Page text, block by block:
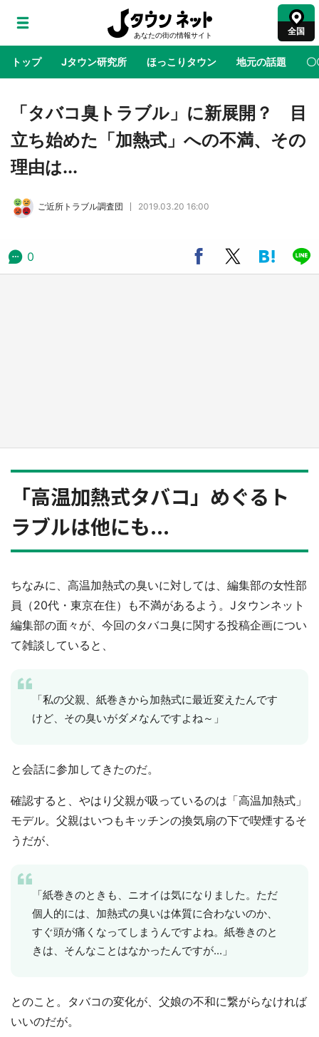
全国
トップ Jタウン研究所 ほっこりタウン 地元の話題 〇
地域×二次元 絶景 あの時はありがとう 物語がはじ
限定グッズも【8／1～31】
「タバコ臭トラブル」に新展開？ 目
立ち始めた「加熱式」への不満、その
理由は...
ご近所トラブル調査団 2019.03.20 16:00
0
「高温加熱式タバコ」めぐるト
ラブルは他にも...
ちなみに、高温加熱式の臭いに対しては、編集部の女性部
員（20代・東京在住）も不満があるよう。Jタウンネット
編集部の面々が、今回のタバコ臭に関する投稿企画につい
て雑談していると、
「私の父親、紙巻きから加熱式に最近変えたんです
けど、その臭いがダメなんですよね～」
と会話に参加してきたのだ。
確認すると、やはり父親が吸っているのは「高温加熱式」
モデル。父親はいつもキッチンの換気扇の下で喫煙するそ
うだが、
「紙巻きのときも、ニオイは気になりました。ただ
個人的には、加熱式の臭いは体質に合わないのか、
すぐ頭が痛くなってしまうんですよね。紙巻きのと
きは、そんなことはなかったんですが...」
とのこと。タバコの変化が、父娘の不和に繋がらなければ
いいのだが。